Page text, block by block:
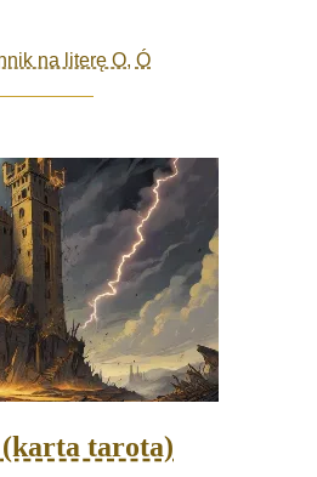
na literę O, Ó
tarota)